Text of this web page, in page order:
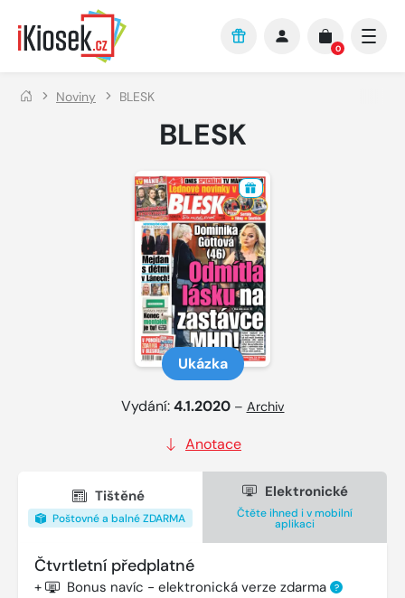
Přejít na hlavní obsah
0
Noviny BLESK
BLESK
Ukázka
Vydání:4.1.2020 – Archiv
Anotace
Tištěné
Poštovné a balné ZDARMA
Elektronické
Čtěte ihned i v mobilní
aplikaci
Čtvrtletní předplatné
+ Bonus navíc - elektronická verze zdarma ?